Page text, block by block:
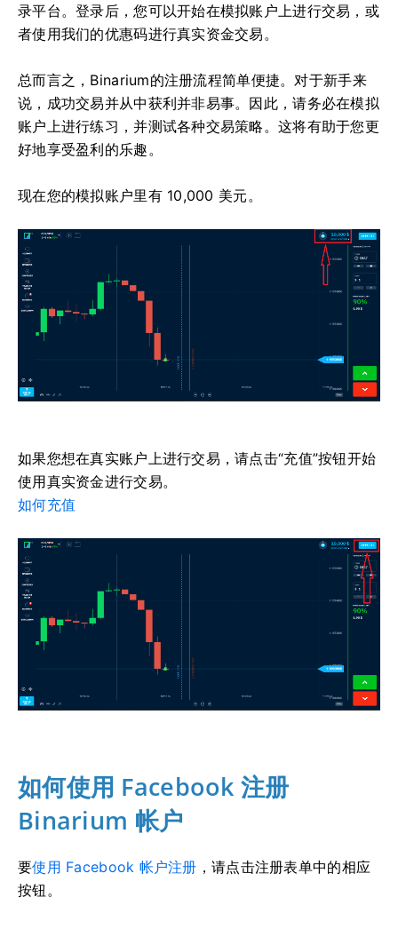
录平台。登录后，您可以开始在模拟账户上进行交易，或
者使用我们的优惠码进行真实资金交易。
总而言之，Binarium的注册流程简单便捷。对于新手来
说，成功交易并从中获利并非易事。因此，请务必在模拟
账户上进行练习，并测试各种交易策略。这将有助于您更
好地享受盈利的乐趣。
现在您的模拟账户里有 10,000 美元。
如果您想在真实账户上进行交易，请点击“充值”按钮开始
使用真实资金进行交易。
如何充值
如何使用 Facebook 注册
Binarium 帐户
要使用 Facebook 帐户注册 ，请点击注册表单中的相应
按钮。